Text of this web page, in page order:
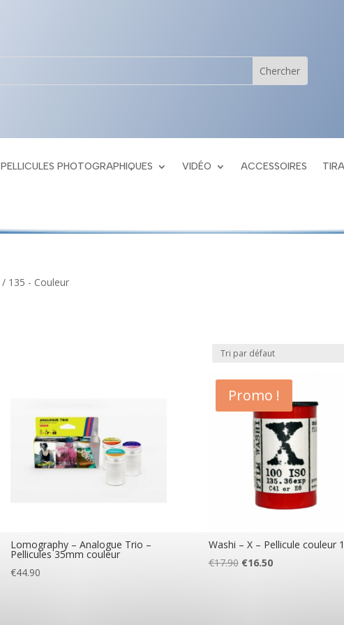
PELLICULES PHOTOGRAPHIQUES VIDÉO ACCESSOIRES
/ 135 - Couleur
Lomography – Analogue Trio –
Pellicules 35mm couleur
€44.90
Promo !
Washi – X – Pellicule couleur
€17.90 Le
€16.50Le